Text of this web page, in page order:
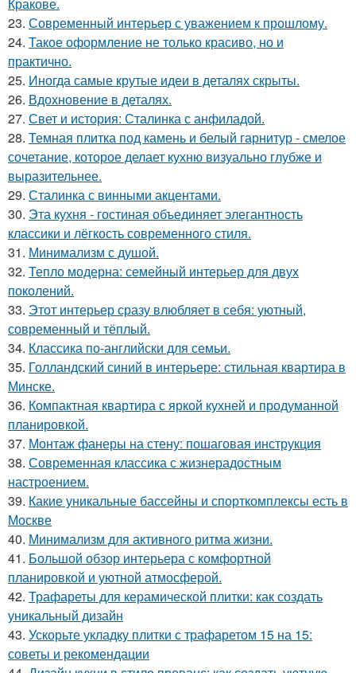
23. Современный интерьер с уважением к прошлому.
24. Такое оформление не только красиво, но и
практично.
25. Иногда самые крутые идеи в деталях скрыты.
26. Вдохновение в деталях.
27. Свет и история: Сталинка с анфиладой.
28. Темная плитка под камень и белый гарнитур - смелое
сочетание, которое делает кухню визуально глубже и
выразительнее.
29. Сталинка с винными акцентами.
30. Эта кухня - гостиная объединяет элегантность
классики и лёгкость современного стиля.
31. Минимализм с душой.
32. Тепло модерна: семейный интерьер для двух
поколений.
33. Этот интерьер сразу влюбляет в себя: уютный,
современный и тёплый.
34. Классика по-английски для семьи.
35. Голландский синий в интерьере: стильная квартира в
Минске.
36. Компактная квартира с яркой кухней и продуманной
планировкой.
37. Монтаж фанеры на стену: пошаговая инструкция
38. Современная классика с жизнерадостным
настроением.
39. Какие уникальные бассейны и спорткомплексы есть в
Москве
40. Минимализм для активного ритма жизни.
41. Большой обзор интерьера с комфортной
планировкой и уютной атмосферой.
42. Трафареты для керамической плитки: как создать
уникальный дизайн
43. Ускорьте укладку плитки с трафаретом 15 на 15:
советы и рекомендации